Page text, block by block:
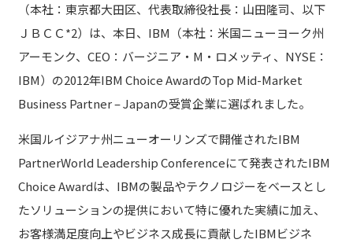
（本社：東京都大田区、代表取締役社長：山田隆司、以下
ＪＢＣＣ*2）は、本日、IBM（本社：米国ニューヨーク州
アーモンク、CEO：バージニア・M・ロメッティ、NYSE：
IBM）の2012年IBM Choice AwardのTop Mid-Market
Business Partner – Japanの受賞企業に選ばれました。
米国ルイジアナ州ニューオーリンズで開催されたIBM
PartnerWorld Leadership Conferenceにて発表されたIBM
Choice Awardは、IBMの製品やテクノロジーをベースとし
たソリューションの提供において特に優れた実績に加え、
お客様満足度向上やビジネス成長に貢献したIBMビジネ